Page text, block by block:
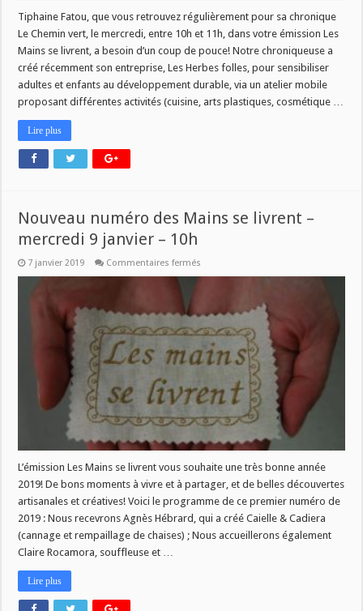
Tiphaine Fatou, que vous retrouvez régulièrement pour sa chronique
Le Chemin vert, le mercredi, entre 10h et 11h, dans votre émission Les
Mains se livrent, a besoin d’un coup de pouce! Notre chroniqueuse a
créé récemment son entreprise, Les Herbes folles, pour sensibiliser
adultes et enfants au développement durable, via un atelier mobile
proposant différentes activités (cuisine, arts plastiques, cosmétique …
Lire plus
Nouveau numéro des Mains se livrent –
mercredi 9 janvier – 10h
7 janvier 2019 Commentaires fermés
se
livrent
–
mercredi
9
janvier
10h
L’émission Les Mains se livrent vous souhaite une très bonne année
2019! De bons moments à vivre et à partager, et de belles découvertes
artisanales et créatives! Voici le programme de ce premier numéro de
2019 : Nous recevrons Agnès Hébrard, qui a créé Caielle & Cadiera
(cannage et rempaillage de chaises) ; Nous accueillerons également
Claire Rocamora, souffleuse et …
Lire plus